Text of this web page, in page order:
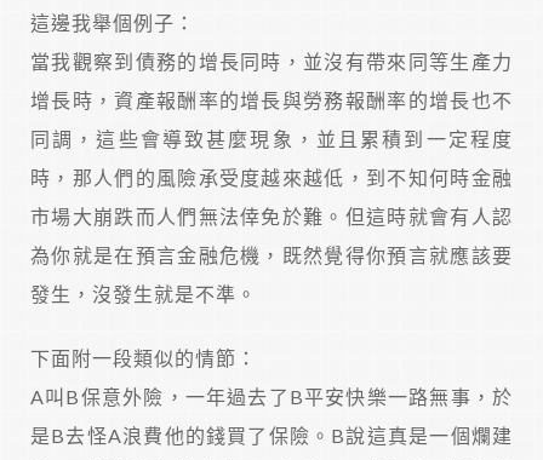
這邊我舉個例子：
當我觀察到債務的增長同時，並沒有帶來同等生產力
增長時，資產報酬率的增長與勞務報酬率的增長也不
同調，這些會導致甚麼現象，並且累積到一定程度
時，那人們的風險承受度越來越低，到不知何時金融
市場大崩跌而人們無法倖免於難。但這時就會有人認
為你就是在預言金融危機，既然覺得你預言就應該要
發生，沒發生就是不準。
下面附一段類似的情節：
A叫B保意外險，一年過去了B平安快樂一路無事，於
是B去怪A浪費他的錢買了保險。B說這真是一個爛建